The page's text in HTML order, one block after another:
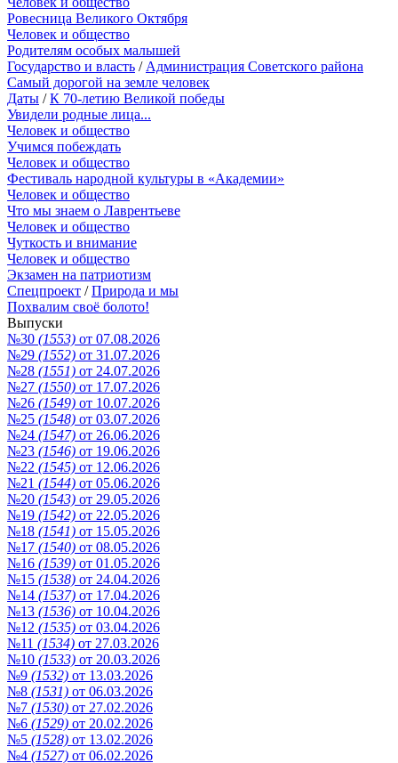
Ровесница Великого Октября
Человек и общество
Родителям особых малышей
Государство и власть / Администрация Советского района
Самый дорогой на земле человек
Даты /К 70-летию Великой победы
Увидели родные лица...
Человек и общество
Учимся побеждать
Человек и общество
Фестиваль народной культуры в «Академии»
Человек и общество
Что мы знаем о Лаврентьеве
Человек и общество
Чуткость и внимание
Человек и общество
Экзамен на патриотизм
Спецпроект /Природа и мы
Похвалим своё болото!
Выпуски
№30 (1553) от 07.08.2026
№29 (1552) от 31.07.2026
№28 (1551) от 24.07.2026
№27 (1550) от 17.07.2026
№26 (1549) от 10.07.2026
№25 (1548) от 03.07.2026
№24 (1547) от 26.06.2026
№23 (1546) от 19.06.2026
№22 (1545) от 12.06.2026
№21 (1544) от 05.06.2026
№20 (1543) от 29.05.2026
№19 (1542) от 22.05.2026
№18 (1541) от 15.05.2026
№17 (1540) от 08.05.2026
№16 (1539) от 01.05.2026
№15 (1538) от 24.04.2026
№14 (1537) от 17.04.2026
№13 (1536) от 10.04.2026
№12 (1535) от 03.04.2026
№11 (1534) от 27.03.2026
№10 (1533) от 20.03.2026
№9 (1532) от 13.03.2026
№8 (1531) от 06.03.2026
№7 (1530) от 27.02.2026
№6 (1529) от 20.02.2026
№5 (1528) от 13.02.2026
№4 (1527) от 06.02.2026